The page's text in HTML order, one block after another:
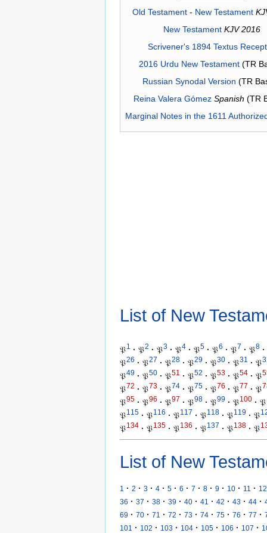
Old Testament- New Testament
New Testament KJV 2016
Scrivener's 1894 Textus
2016 Urdu New Testament(TR
Russian Synodal Version (TR
Reina Valera Gómez Spanish (TR
Marginal Notes in the 1611
List of New
𝔓1 · 𝔓2 · 𝔓3 · 𝔓4 · 𝔓5 · 𝔓6 · 𝔓7 · 𝔓8 ·
𝔓26 · 𝔓27 · 𝔓28 · 𝔓29 · 𝔓30 · 𝔓31 · 𝔓
𝔓49 · 𝔓50 · 𝔓51 · 𝔓52 · 𝔓53 · 𝔓54 · 𝔓
𝔓72 · 𝔓73 · 𝔓74 · 𝔓75 · 𝔓76 · 𝔓77 · 𝔓
𝔓95 · 𝔓96 · 𝔓97 · 𝔓98 · 𝔓99 · 𝔓100 · 𝔓
𝔓115 · 𝔓116 · 𝔓117 · 𝔓118 · 𝔓119 · 𝔓
𝔓134 · 𝔓135 · 𝔓136 · 𝔓137 · 𝔓138 · 𝔓
List of New
1 · 2 · 3 · 4 · 5 · 6 · 7 · 8 · 9 · 10 · 11 · 12
36 · 37 · 38 · 39 · 40 · 41 · 42 · 43 · 44 ·
69 · 70 · 71 · 72 · 73 · 74 · 75 · 76 · 77 ·
101
· 102 · 103 · 104 · 105 · 106 · 107 ·